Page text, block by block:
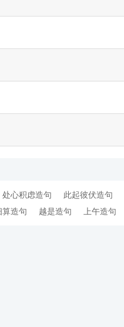
处心积虑造句 此起彼伏造句
算造句 越是造句 上午造句